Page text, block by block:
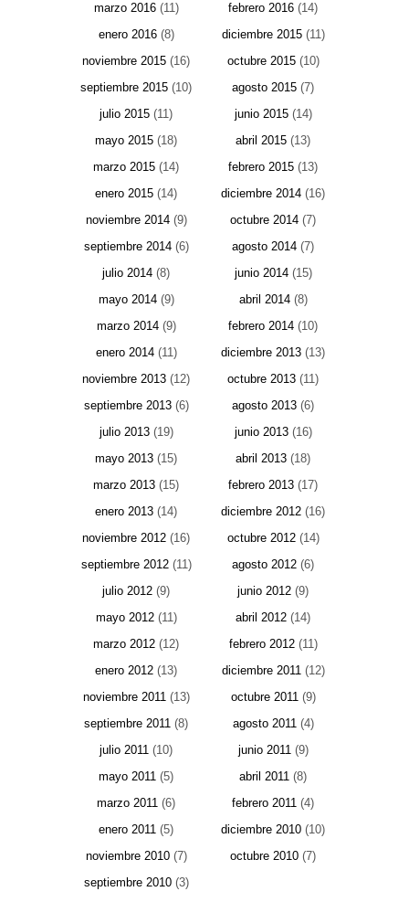
marzo 2016(11) febrero 2016 (14)
enero 2016(8) diciembre 2015(11)
noviembre 2015 (16) octubre 2015(10)
septiembre 2015 (10) agosto 2015 (7)
julio 2015 (11) junio 2015(14)
mayo 2015 (18) abril 2015 (13)
marzo 2015 (14) febrero 2015 (13)
enero 2015 (14) diciembre 2014 (16)
noviembre 2014(9) octubre 2014 (7)
septiembre 2014(6) agosto 2014 (7)
julio 2014 (8) junio 2014(15)
mayo 2014(9) abril 2014(8)
marzo 2014(9) febrero 2014 (10)
enero 2014(11) diciembre 2013 (13)
noviembre 2013 (12) octubre 2013 (11)
septiembre 2013(6) agosto 2013 (6)
julio 2013(19) junio 2013(16)
mayo 2013 (15) abril 2013 (18)
marzo 2013 (15) febrero 2013 (17)
enero 2013 (14) diciembre 2012 (16)
noviembre 2012 (16) octubre 2012(14)
septiembre 2012(11) agosto 2012 (6)
julio 2012 (9) junio 2012 (9)
mayo 2012(11) abril 2012 (14)
marzo 2012 (12) febrero 2012(11)
enero 2012 (13) diciembre 2011(12)
noviembre 2011(13) octubre 2011(9)
septiembre 2011 (8) agosto 2011(4)
julio 2011 (10) junio 2011(9)
mayo 2011 (5) abril 2011 (8)
marzo 2011 (6) febrero 2011 (4)
enero 2011 (5) diciembre 2010 (10)
noviembre 2010(7) octubre 2010 (7)
septiembre 2010(3)